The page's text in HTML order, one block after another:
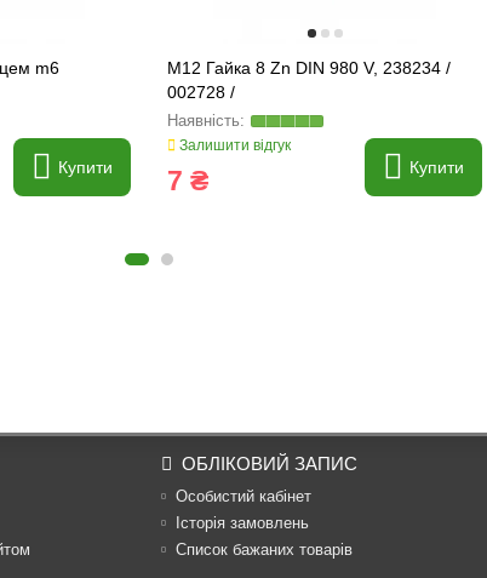
m6
Купити
M12 Гайка 8 Zn DIN 980 V, 238234 /
002728 /
Залишити відгук
7 ₴ Купити
ОБЛІКОВИЙ ЗАПИС
Особистий кабінет
Історія замовлень
Список бажаних товарів